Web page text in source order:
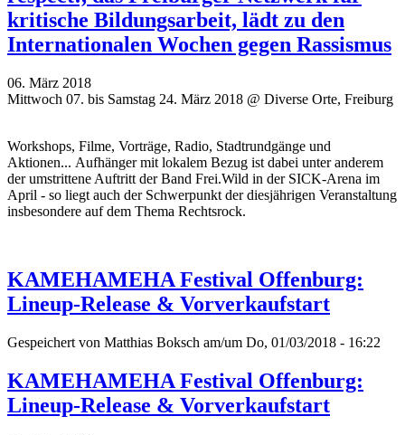
kritische Bildungsarbeit, lädt zu den
Internationalen Wochen gegen Rassismus
06. März 2018
Mittwoch 07. bis Samstag 24. März 2018 @ Diverse Orte, Freiburg
Workshops, Filme, Vorträge, Radio, Stadtrundgänge und
Aktionen... Aufhänger mit lokalem Bezug ist dabei unter anderem
der umstrittene Auftritt der Band Frei.Wild in der SICK-Arena im
April - so liegt auch der Schwerpunkt der diesjährigen Veranstaltung
insbesondere auf dem Thema Rechtsrock.
KAMEHAMEHA Festival Offenburg:
Lineup-Release & Vorverkaufstart
Gespeichert von Matthias Boksch am/um Do, 01/03/2018 - 16:22
KAMEHAMEHA Festival Offenburg:
Lineup-Release & Vorverkaufstart